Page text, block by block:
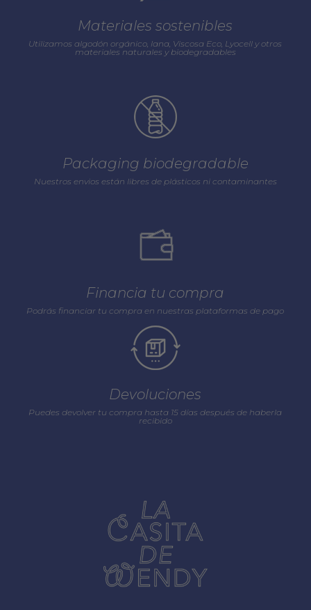
Materiales sostenibles
Utilizamos algodón orgánico, lana, Viscosa Eco, Lyocell y otros
materiales naturales y biodegradables
Packaging biodegradable
Nuestros envios están libres de plásticos ni contaminantes
Financia tu compra
Podrás financiar tu compra en nuestras plataformas de pago
Devoluciones
Puedes devolver tu compra hasta 15 días después de haberla
recibido